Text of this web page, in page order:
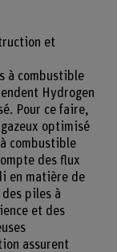
et
à combustible
Hydrogen
Pour ce faire,
optimisé
combustible
des flux
en matière de
piles à
et des
assurent